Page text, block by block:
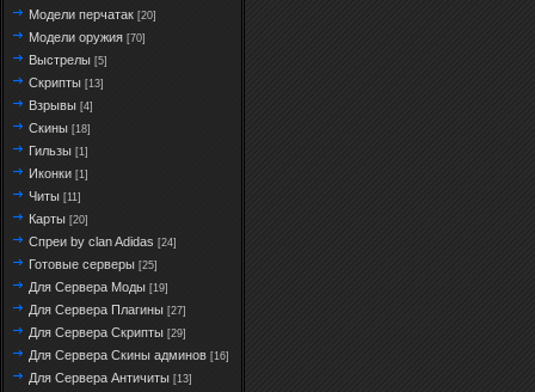
Модели перчатак [20]
Модели оружия [70]
Выстрелы [5]
Скрипты [13]
Взрывы [4]
Скины [18]
Гильзы [1]
Иконки [1]
Читы [11]
Карты [20]
Спреи by clan Adidas [24]
Готовые серверы [25]
Для Сервера Моды [19]
Для Сервера Плагины [27]
Для Сервера Скрипты [29]
Для Сервера Скины админов [16]
Для Сервера Античиты [13]